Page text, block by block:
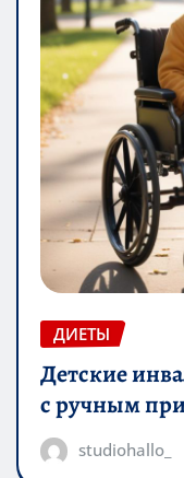
ДИЕТЫ
Детские
с ручным
studiohallo_